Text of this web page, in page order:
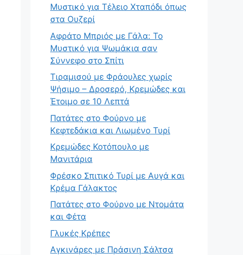
Μυστικό για Τέλειο Χταπόδι όπως
στα Ουζερί
Αφράτο Μπριός με Γάλα: Το
Μυστικό για Ψωμάκια σαν
Σύννεφο στο Σπίτι
Τιραμισού με Φράουλες χωρίς
Ψήσιμο – Δροσερό, Κρεμώδες και
Έτοιμο σε 10 Λεπτά
Πατάτες στο Φούρνο με
Κεφτεδάκια και Λιωμένο Τυρί
Κρεμώδες Κοτόπουλο με
Μανιτάρια
Φρέσκο Σπιτικό Τυρί με Αυγά και
Κρέμα Γάλακτος
Πατάτες στο Φούρνο με Ντομάτα
και Φέτα
Γλυκές Κρέπες
Αγκινάρες με Πράσινη Σάλτσα